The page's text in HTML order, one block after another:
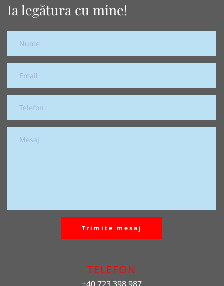
Ia legătura cu mine!
Trimite mesaj
TELEFON
+40 723 398 987